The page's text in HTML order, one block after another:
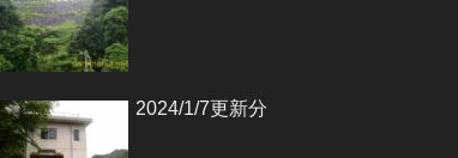
2024/1/7更新分